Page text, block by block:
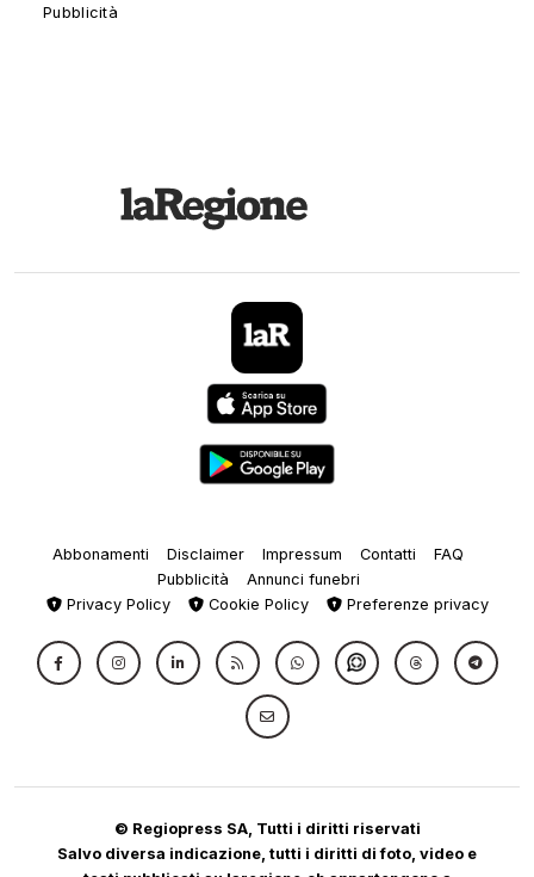
Abbonamenti Disclaimer Impressum Contatti
FAQ
Pubblicità
Annunci funebri
Privacy Policy
Cookie Policy Preferenze privacy
© Regiopress SA, Tutti i diritti riservati
Salvo diversa indicazione, tutti i diritti di foto, video e